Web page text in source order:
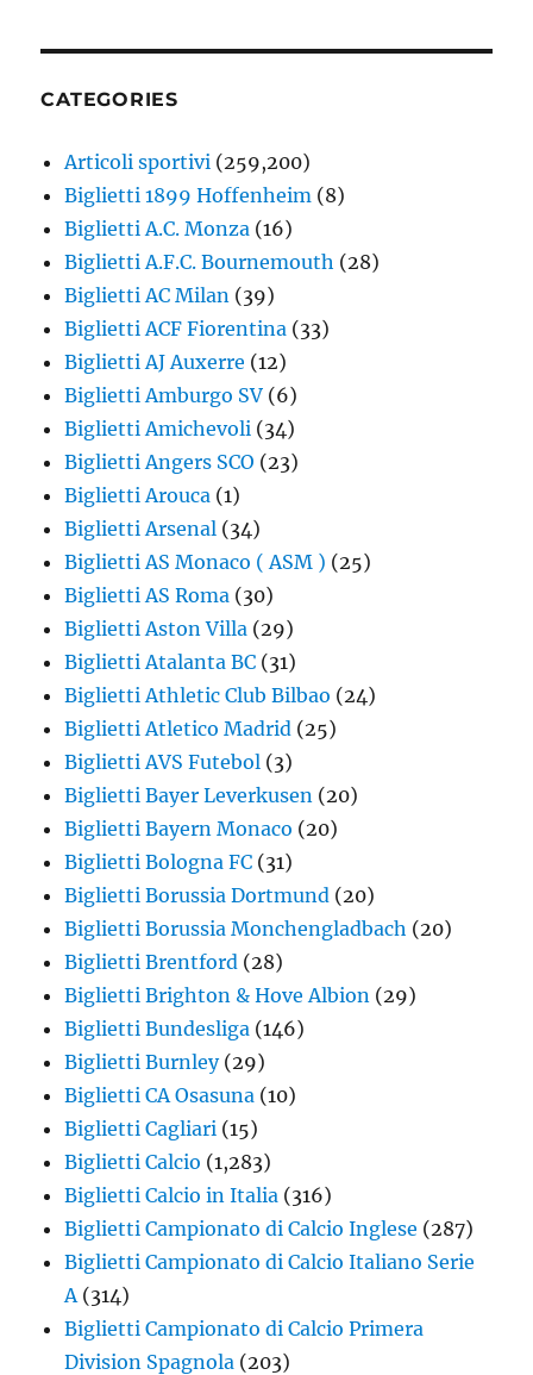
CATEGORIES
Articoli sportivi (259,200)
Biglietti 1899 Hoffenheim (8)
Biglietti A.C. Monza (16)
Biglietti A.F.C. Bournemouth (28)
Biglietti AC Milan (39)
Biglietti ACF Fiorentina (33)
Biglietti AJ Auxerre (12)
Biglietti Amburgo SV (6)
Biglietti Amichevoli (34)
Biglietti Angers SCO (23)
Biglietti Arouca (1)
Biglietti Arsenal (34)
Biglietti AS Monaco ( ASM ) (25)
Biglietti AS Roma (30)
Biglietti Aston Villa (29)
Biglietti Atalanta BC (31)
Biglietti Athletic Club Bilbao (24)
Biglietti Atletico Madrid (25)
Biglietti AVS Futebol (3)
Biglietti Bayer Leverkusen (20)
Biglietti Bayern Monaco (20)
Biglietti Bologna FC (31)
Biglietti Borussia Dortmund (20)
Biglietti Borussia Monchengladbach (20)
Biglietti Brentford (28)
Biglietti Brighton & Hove Albion (29)
Biglietti Bundesliga (146)
Biglietti Burnley(29)
Biglietti CA Osasuna (10)
Biglietti Cagliari (15)
Biglietti Calcio (1,283)
Biglietti Calcio in Italia (316)
Biglietti Campionato di Calcio Inglese (287)
Biglietti Campionato di Calcio Italiano Serie
A (314)
Biglietti Campionato di Calcio Primera
Division Spagnola (203)